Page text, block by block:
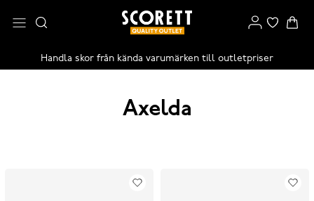
Handla skor från kända varumärken till outletpriser
Axelda